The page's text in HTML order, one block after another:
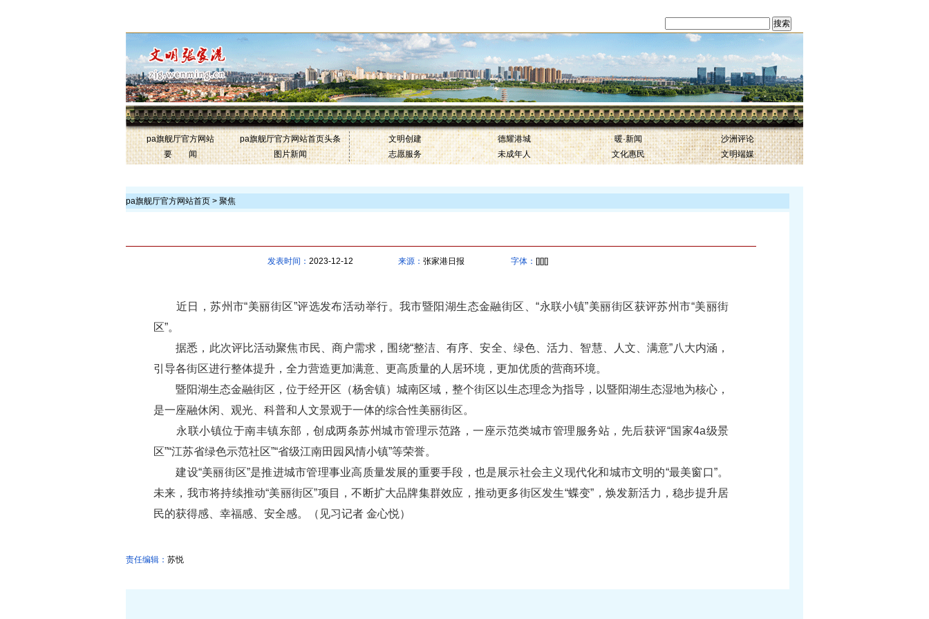
pa旗舰厅官方网站
pa旗舰厅官方网站首页头条
要 闻
图片新闻
文明创建
德耀港城
志愿服务
未成年人
暖·新闻
沙洲评论
文化惠民
文明端媒
pa旗舰厅官方网站首页 > 聚焦
发表时间： 2023-12-12 来源： 张家港日报 字体： [][][]
近日，苏州市“美丽街区”评选发布活动举行。我市暨阳湖生态金融街区、“永联小镇”美丽街区获评苏州市“美丽街
区”。
据悉，此次评比活动聚焦市民、商户需求，围绕“整洁、有序、安全、绿色、活力、智慧、人文、满意”八大内涵，
引导各街区进行整体提升，全力营造更加满意、更高质量的人居环境，更加优质的营商环境。
暨阳湖生态金融街区，位于经开区（杨舍镇）城南区域，整个街区以生态理念为指导，以暨阳湖生态湿地为核心，
是一座融休闲、观光、科普和人文景观于一体的综合性美丽街区。
永联小镇位于南丰镇东部，创成两条苏州城市管理示范路，一座示范类城市管理服务站，先后获评“国家4a级景
区”“江苏省绿色示范社区”“省级江南田园风情小镇”等荣誉。
建设“美丽街区”是推进城市管理事业高质量发展的重要手段，也是展示社会主义现代化和城市文明的“最美窗口”。
未来，我市将持续推动“美丽街区”项目，不断扩大品牌集群效应，推动更多街区发生“蝶变”，焕发新活力，稳步提升居
民的获得感、幸福感、安全感。（见习记者 金心悦）
责任编辑： 苏悦